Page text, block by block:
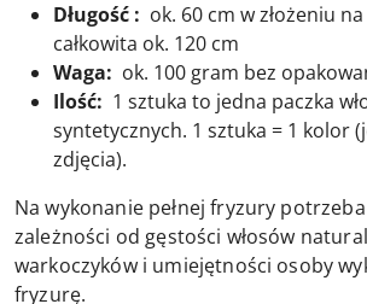
Długość : ok. 60 cm w złożeniu
całkowita ok. 120 cm
Waga: ok. 100 gram bez
Ilość: 1 sztuka to jedna paczka
syntetycznych. 1 sztuka = 1 kolor
zdjęcia).
Na wykonanie pełnej fryzury
zależności od gęstości włosów
warkoczyków i umiejętności osoby
fryzurę.